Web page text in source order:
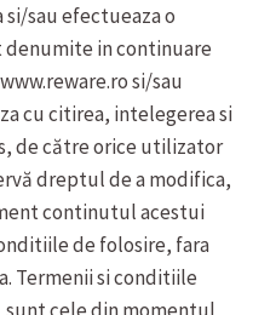
si/sau efectueaza o
denumite in continuare
si/sau
cu citirea, intelegerea si
de către orice utilizator
dreptul de a modifica,
continutul acestui
de folosire, fara
Termenii si conditiile